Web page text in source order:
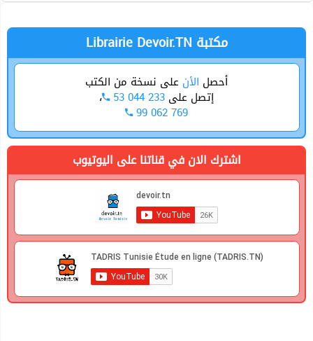
Librairie Devoir.TN مكتبة
أحصل الأن على نسخة من الكتب
إتصل على 53 044 233 ،
99 062 769
اشترك الان في قناتنا على اليوتيوب